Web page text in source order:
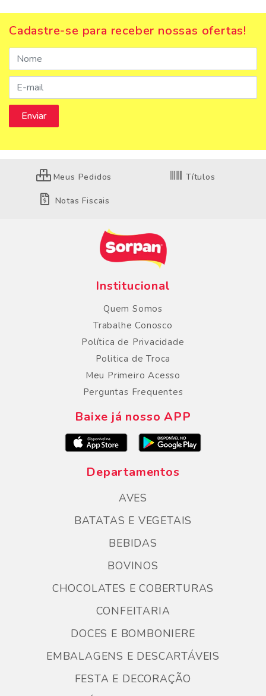
Cadastre-se para receber nossas ofertas!
Meus Pedidos Títulos
Notas Fiscais
Institucional
Quem Somos
Trabalhe Conosco
Política de Privacidade
Politica de Troca
Meu Primeiro Acesso
Perguntas Frequentes
Baixe já nosso APP
Departamentos
AVES
BATATAS E VEGETAIS
BEBIDAS
BOVINOS
CHOCOLATES E COBERTURAS
CONFEITARIA
DOCES E BOMBONIERE
EMBALAGENS E DESCARTÁVEIS
FESTA E DECORAÇÃO